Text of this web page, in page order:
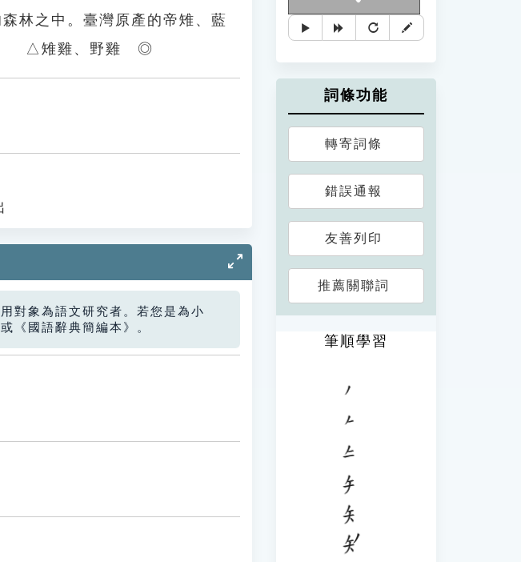
林之中。臺灣原產的帝雉、藍
。 △雉雞、野雞 ◎
對象為語文研究者。若您是為小
《國語辭典簡編本》。
詞條功能
轉寄詞條
錯誤通報
友善列印
推薦關聯詞
筆順學習